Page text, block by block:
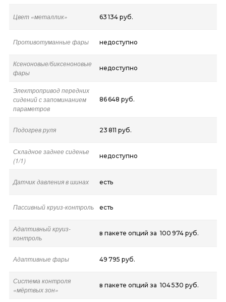
Цвет «металлик» 63 134 руб.
Противотуманные фары недоступно
Ксеноновые/биксеноновые
фары
недоступно
Электропривод передних
сидений с запоминанием
параметров
86 648 руб.
Подогрев руля 23 811 руб.
Складное заднее сиденье
(1/1)
недоступно
Датчик давления в шинах есть
Пассивный круиз-контроль есть
Адаптивный круиз-
контроль
в пакете опций за 100 974 руб.
Адаптивные фары 49 795 руб.
Система контроля
«мёртвых зон»
в пакете опций за 104 530 руб.